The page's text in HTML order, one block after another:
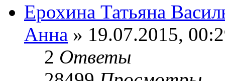
Ерохина Татьяна
Анна » 19.07.2015,
2 Ответы